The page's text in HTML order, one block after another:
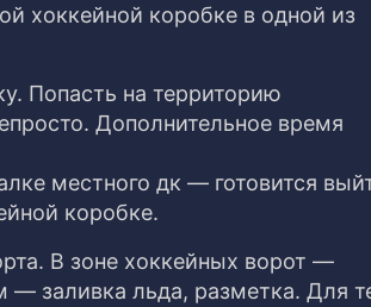
хоккейной коробке в одной из
Попасть на территорию
Дополнительное время
местного дк — готовится
коробке.
В зоне хоккейных ворот —
— заливка льда, разметка. Для